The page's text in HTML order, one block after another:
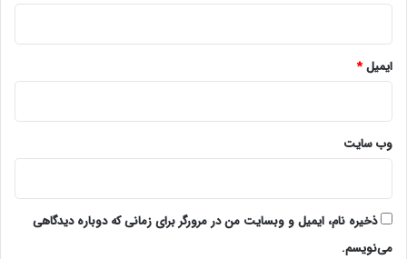
ایمیل*
وب‌ سایت
ذخیره نام، ایمیل و وبسایت من در مرورگر برای زمانی که دوباره دیدگاهی
می‌نویسم.